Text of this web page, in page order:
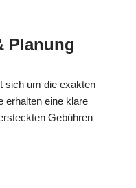
Planung
sich um die exakten
erhalten eine klare
Gebühren